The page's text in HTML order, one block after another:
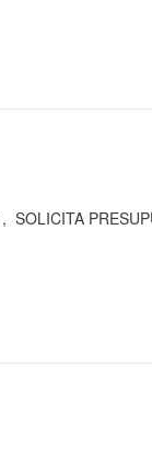
, SOLICITA